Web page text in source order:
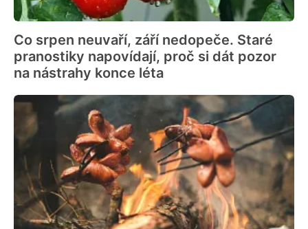
Co srpen neuvaří, září nedopeče. Staré
pranostiky napovídají, proč si dát pozor
na nástrahy konce léta